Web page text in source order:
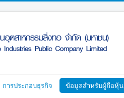
การประกอบธุรกิจ ข้อมูลสำหรับผู้ถือหุ้น